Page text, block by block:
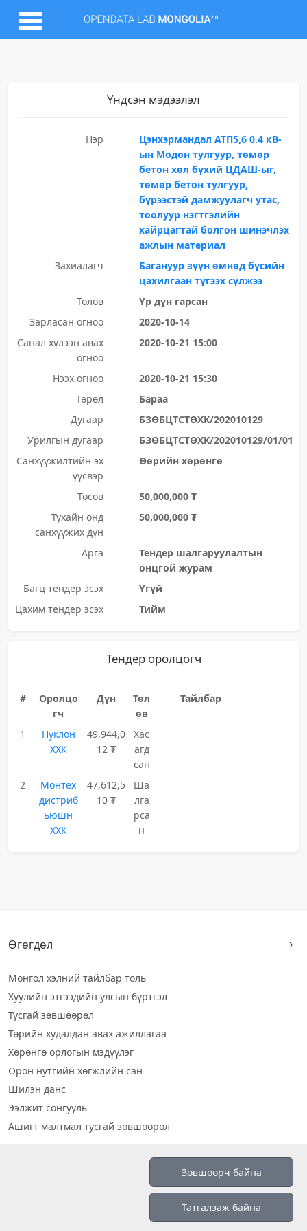
Үндсэн мэдээлэл
Нэр
Цэнхэрмандал АТП5,6 0.4 кВ-
ын Модон тулгуур, төмөр
бетон хөл бүхий ЦДАШ-ыг,
төмөр бетон тулгуур,
бүрээстэй дамжуулагч утас,
тоолуур нэгтгэлийн
хайрцагтай болгон шинэчлэх
ажлын материал
Захиалагч
Багануур зүүн өмнөд бүсийн
цахилгаан түгээх сүлжээ
Төлөв
Үр дүн гарсан
Зарласан огноо
2020-10-14
Санал хүлээн авах
огноо
2020-10-21 15:00
Нээх огноо
2020-10-21 15:30
Төрөл
Бараа
Дугаар
БЗӨБЦТСТӨХК/202010129
Урилгын дугаар
БЗӨБЦТСТӨХК/202010129/01/01
Санхүүжилтийн эх
үүсвэр
Өөрийн хөрөнгө
Төсөв
50,000,000 ₮
Тухайн онд
санхүүжих дүн
50,000,000 ₮
Арга
Тендер шалгаруулалтын
онцгой журам
Багц тендер эсэх
Үгүй
Цахим тендер эсэх
Тийм
Тендер оролцогч
#
Оролцо
гч
Дүн
Төл
өв
Тайлбар
1
Нуклон
ХХК
49,944,0
12 ₮
Хас
агд
сан
2
Монтех
дистриб
ьюшн
ХХК
47,612,5
10 ₮
Ша
лга
рса
н
Өгөгдөл
Монгол хэлний тайлбар толь
Хуулийн этгээдийн улсын бүртгэл
Тусгай зөвшөөрөл
Төрийн худалдан авах ажиллагаа
Хөрөнгө орлогын мэдүүлэг
Орон нутгийн хөгжлийн сан
Шилэн данс
Ээлжит сонгууль
Ашигт малтмал тусгай зөвшөөрөл
Зөвшөөрч байна
Татгалзаж байна